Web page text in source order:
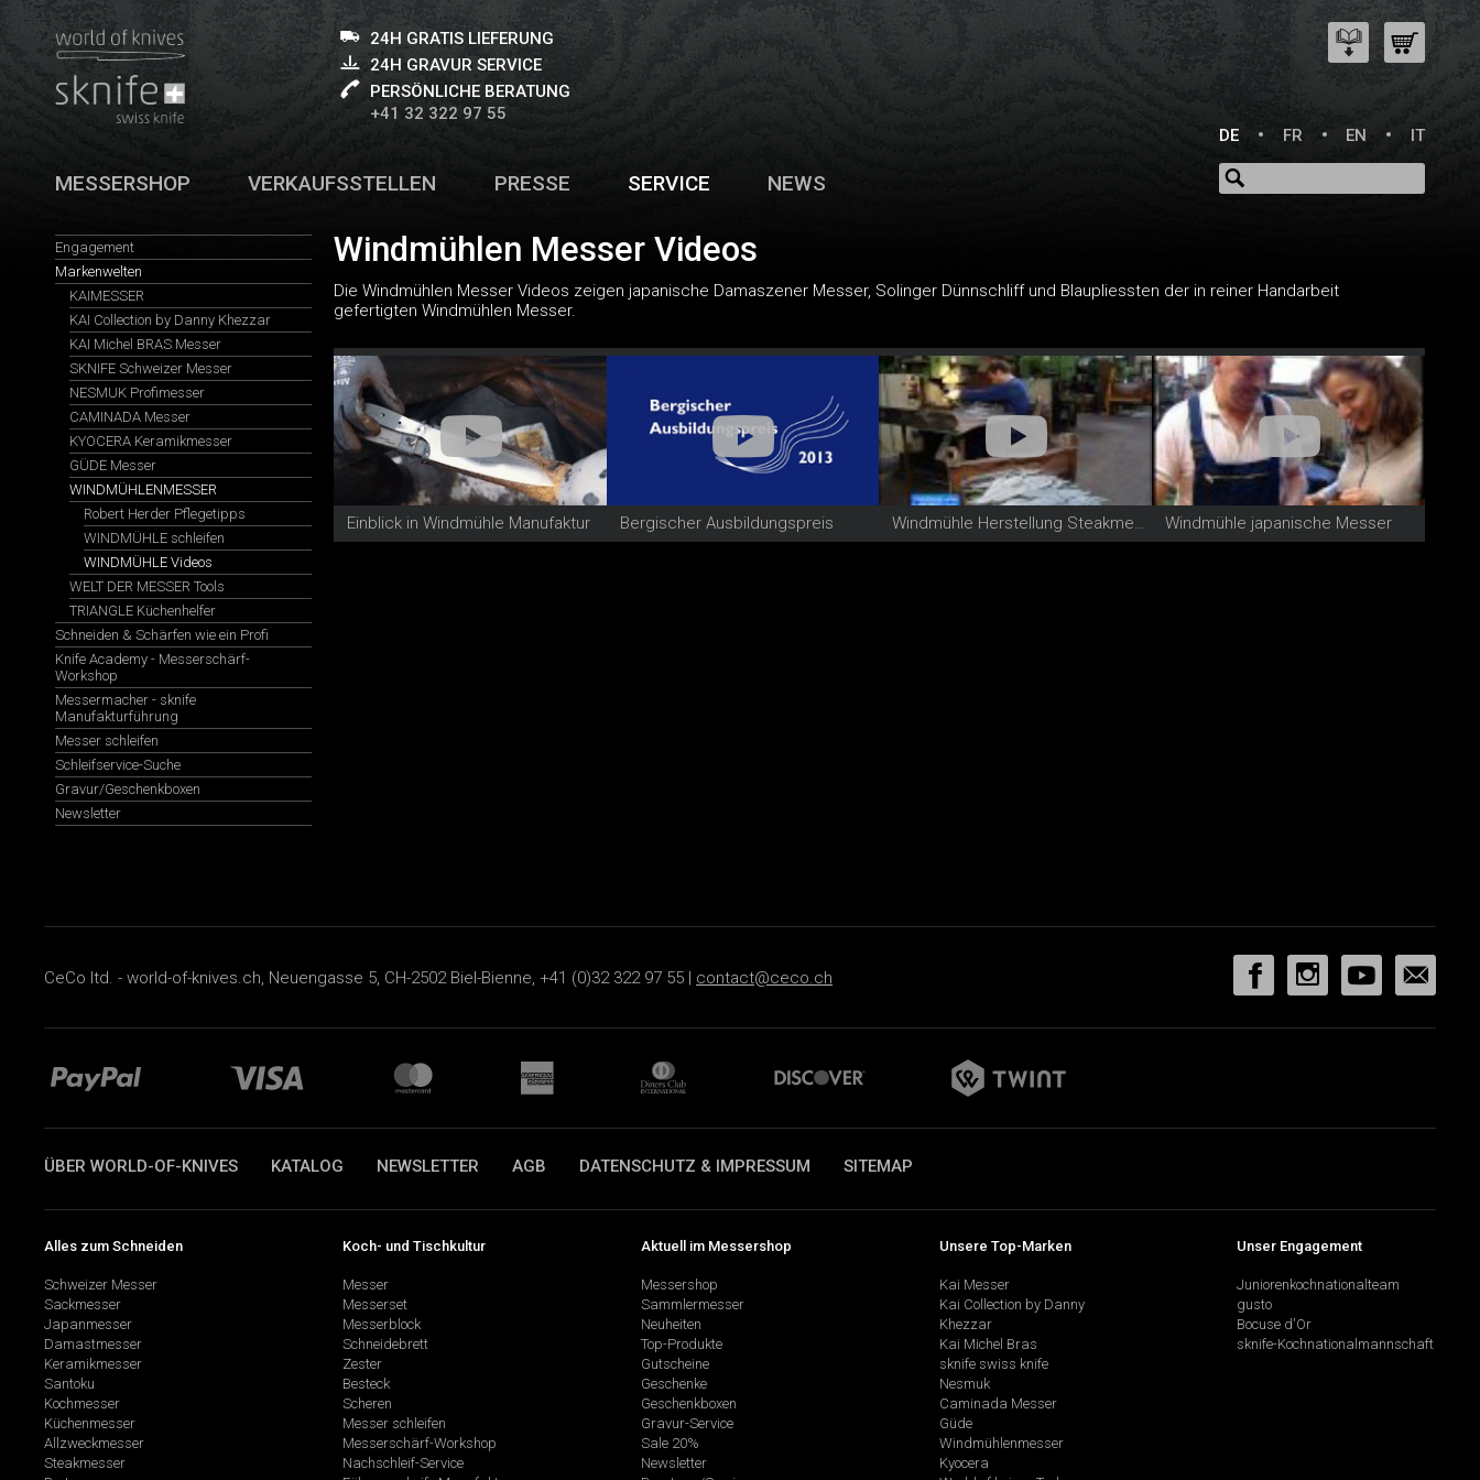
24H GRATIS LIEFERUNG
24H GRAVUR SERVICE
PERSÖNLICHE BERATUNG
+41 32 322 97 55
DE
FR EN IT
MESSERSHOP VERKAUFSSTELLEN PRESSE SERVICE NEWS
Engagement
Markenwelten
KAIMESSER
KAI Collection by Danny Khezzar
KAI Michel BRAS Messer
SKNIFE Schweizer Messer
NESMUK Profimesser
CAMINADA Messer
KYOCERA Keramikmesser
GÜDE Messer
WINDMÜHLENMESSER
Robert Herder Pflegetipps
WINDMÜHLE schleifen
WINDMÜHLE Videos
WELT DER MESSER Tools
TRIANGLE Küchenhelfer
Schneiden & Schärfen wie ein Profi
Knife Academy - Messerschärf-
Workshop
Messermacher - sknife
Manufakturführung
Messer schleifen
Schleifservice-Suche
Gravur/Geschenkboxen
Newsletter
Windmühlen Messer Videos
Die Windmühlen Messer Videos zeigen japanische Damaszener Messer, Solinger Dünnschliff und Blaupliessten der in reiner Handarbeit
gefertigten Windmühlen Messer.
Einblick in Windmühle Manufaktur Bergischer Ausbildungspreis Windmühle Herstellung Steakmesser Windmühle japanische Messer
CeCo ltd. - world-of-knives.ch, Neuengasse 5, CH-2502 Biel-Bienne, +41 (0)32 322 97 55 | contact@ceco.ch
ÜBER WORLD-OF-KNIVES KATALOG NEWSLETTER AGB DATENSCHUTZ & IMPRESSUM SITEMAP
Alles zum Schneiden
Schweizer Messer
Sackmesser
Japanmesser
Damastmesser
Keramikmesser
Santoku
Kochmesser
Küchenmesser
Allzweckmesser
Steakmesser
Koch- und Tischkultur
Messer
Messerset
Messerblock
Schneidebrett
Zester
Besteck
Scheren
Messer schleifen
Messerschärf-Workshop
Nachschleif-Service
Aktuell im Messershop
Messershop
Sammlermesser
Neuheiten
Top-Produkte
Gutscheine
Geschenke
Geschenkboxen
Gravur-Service
Sale 20%
Newsletter
Unsere Top-Marken
Kai Messer
Kai Collection by Danny
Khezzar
Kai Michel Bras
sknife swiss knife
Nesmuk
Caminada Messer
Güde
Windmühlenmesser
Kyocera
Unser Engagement
Juniorenkochnationalteam
gusto
Bocuse d'Or
sknife-Kochnationalmannschaft